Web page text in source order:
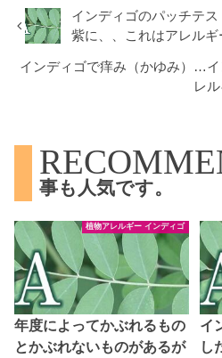
インディゴのパッチテ
紫に、、これはアレルギ
インディゴで痒み（かゆみ）…
レ
事も人気です。
植物アレルギー インディゴ
年度によってかぶれるもの
とかぶれないものがあるが
イ
し